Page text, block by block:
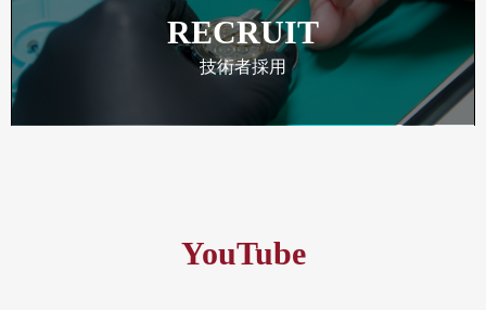
RECRUIT
技術者採用
YouTube